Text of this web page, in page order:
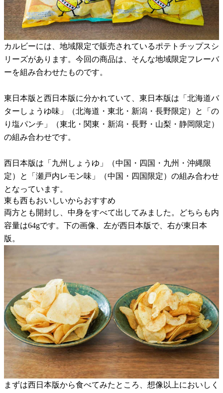
カルビーには、地域限定で販売されているポテトチップスシ
リーズがあります。今回の商品は、そんな地域限定フレーバ
ーを組み合わせたものです。
東日本版と西日本版に分かれていて、東日本版は「北海道バ
ターしょうゆ味」（北海道・東北・新潟・長野限定）と「の
り塩パンチ」（東北・関東・新潟・長野・山梨・静岡限定）
の組み合わせです。
西日本版は「九州しょうゆ」（中国・四国・九州・沖縄限
定）と「瀬戸内レモン味」（中国・四国限定）の組み合わせ
となっています。
東も西もおいしいからおすすめ
両方とも開封し、中身をすべて出してみました。どちらも内
容量は64gです。下の画像、左が西日本版で、右が東日本
版。
まずは西日本版から食べてみたところ、想像以上においしく